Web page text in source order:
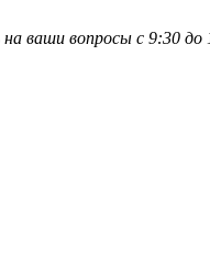
вопросы с 9:30 до